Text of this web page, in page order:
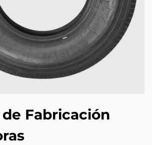
Fabricación